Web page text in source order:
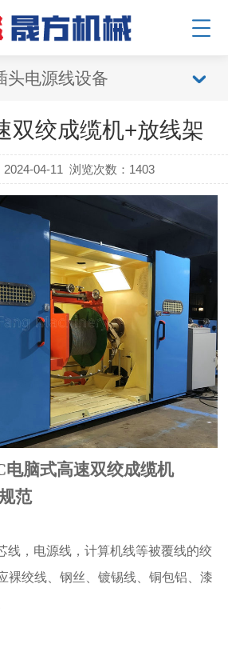
头电源线设备
双绞成缆机+放线架
04-11 浏览次数：1403
电脑式高速双绞成缆机
范
线，电源线，计算机线等被覆线的绞
裸绞线、钢丝、镀锡线、铜包铝、漆